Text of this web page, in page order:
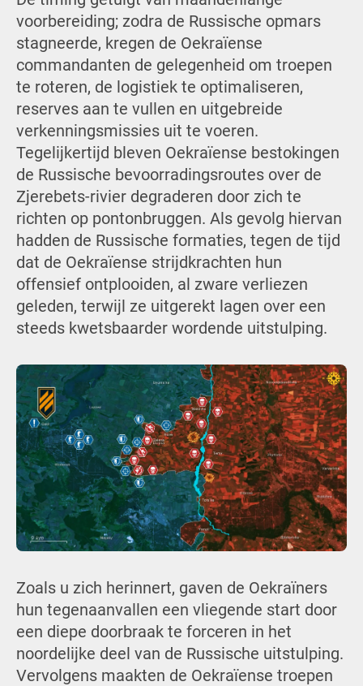
voorbereiding; zodra de Russische opmars
stagneerde, kregen de Oekraïense
commandanten de gelegenheid om troepen
te roteren, de logistiek te optimaliseren,
reserves aan te vullen en uitgebreide
verkenningsmissies uit te voeren.
Tegelijkertijd bleven Oekraïense bestokingen
de Russische bevoorradingsroutes over de
Zjerebets-rivier degraderen door zich te
richten op pontonbruggen. Als gevolg hiervan
hadden de Russische formaties, tegen de tijd
dat de Oekraïense strijdkrachten hun
offensief ontplooiden, al zware verliezen
geleden, terwijl ze uitgerekt lagen over een
steeds kwetsbaarder wordende uitstulping.
Zoals u zich herinnert, gaven de Oekraïners
hun tegenaanvallen een vliegende start door
een diepe doorbraak te forceren in het
noordelijke deel van de Russische uitstulping.
Vervolgens maakten de Oekraïense troepen